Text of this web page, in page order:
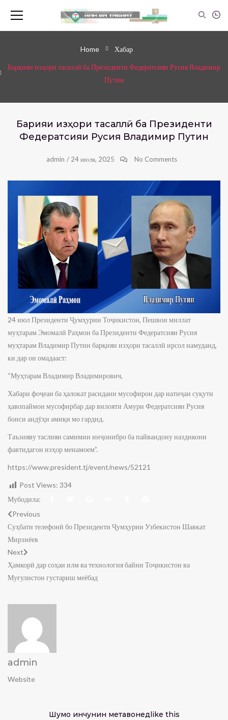
Home Хабар
Барқияи изҳори тасаллӣ ба Президенти Федератсияи Русия Владимир
Путин
Барқияи изҳори тасаллӣ ба Президенти
Федератсияи Русия Владимир Путин
admin / 24 июля, 2025 No Comments
24 июл Президенти Ҷумҳурии Тоҷикистон, Пешвои миллат
муҳтарам Эмомалӣ Раҳмон ба Президенти Федератсияи Русия
муҳтарам Владимир Путин барқияи изҳори тасаллӣ ирсол намуданд,
ки дар он омадааст:
“Муҳтарам Владимир Владимирович,
Хабари фоҷеаи ба ҳалокат расидани мусофирон дар натиҷаи суқути
ҳавопаймои мусофирбар дар вилояти Амури Федератсияи Русия
боиси андӯҳи амиқи мо гардид.
Таъзияву таслияи самимии инҷонибро ба пайвандону наздикони
фавтидагон изҳор менамоем”.
https://www.president.tj/event/news/52121
Post Views: 334
Мубодила:
Previous
Суҳбати телефонӣ бо Президенти Ҷумҳурии Узбекистон Шавкат
Мирзиёев
Next
Ҳамкорӣ дар соҳаи илм ва технология байни Тоҷикистон ва
Муғулистон густариш меёбад
admin
Website
Шумо инчунин метавонедlike this